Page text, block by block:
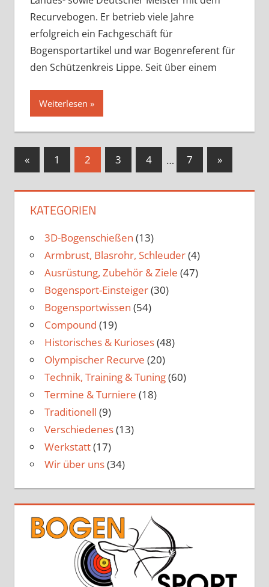
Recurvebogen. Er betrieb viele Jahre
erfolgreich ein Fachgeschäft für
Bogensportartikel und war Bogenreferent für
den Schützenkreis Lippe. Seit über einem
Weiterlesen
Seitennummerierung
Beiträge
«Vorherige
Beiträge
1 2 3 4 … 7
Nächste
Beiträge
»
KATEGORIEN
3D-Bogenschießen (13)
Armbrust, Blasrohr, Schleuder(4)
Ausrüstung, Zubehör & Ziele (47)
Bogensport-Einsteiger(30)
Bogensportwissen (54)
Compound (19)
Historisches & Kurioses(48)
Olympischer Recurve (20)
Technik, Training & Tuning(60)
Termine & Turniere (18)
Traditionell (9)
Verschiedenes(13)
Werkstatt(17)
Wir über uns(34)